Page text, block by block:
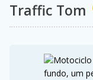
Traffic Tom